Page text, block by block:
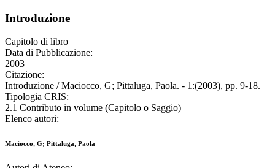
Introduzione
Capitolo di libro
Data di Pubblicazione:
2003
Citazione:
Introduzione / Maciocco, G; Pittaluga, Paola. - 1:(2003), pp. 9-18.
Tipologia CRIS:
2.1 Contributo in volume (Capitolo o Saggio)
Elenco autori:
Maciocco, G; Pittaluga, Paola